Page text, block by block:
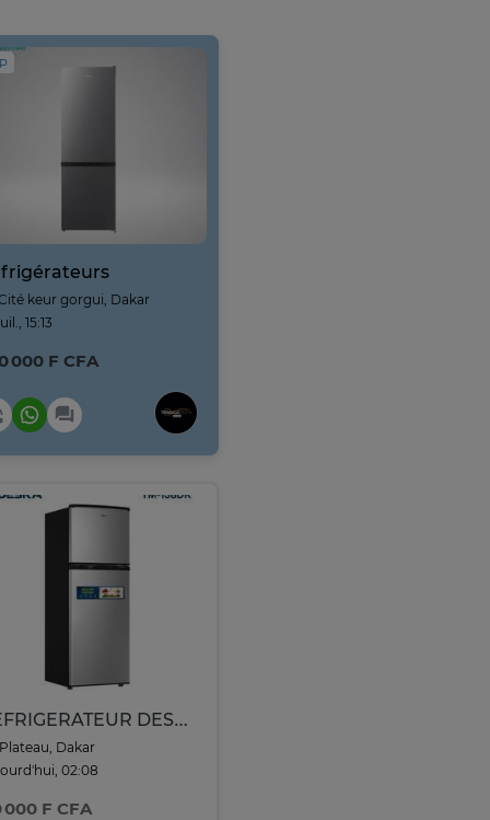
keur gorgui, Dakar
15:13
000 F CFA
REFRIGERATEUR DESKA 2PORTES GM
Dakar
02:08
000 F CFA